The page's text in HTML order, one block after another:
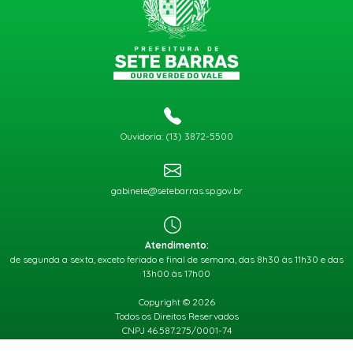
Ouvidoria: (13) 3872-5500
gabinete@setebarras.sp.gov.br
Atendimento:
de segunda a sexta, exceto feriado e final de semana, das 8h30 às 11h30 e das
13h00 às 17h00
Copyright © 2026
Todos os Direitos Reservados
CNPJ 46.587.275/0001-74